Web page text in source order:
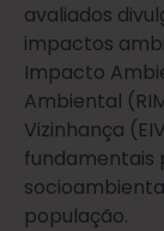
avaliados
impactos
Impacto
Ambiental
Vizinhança
fundamentais
população.